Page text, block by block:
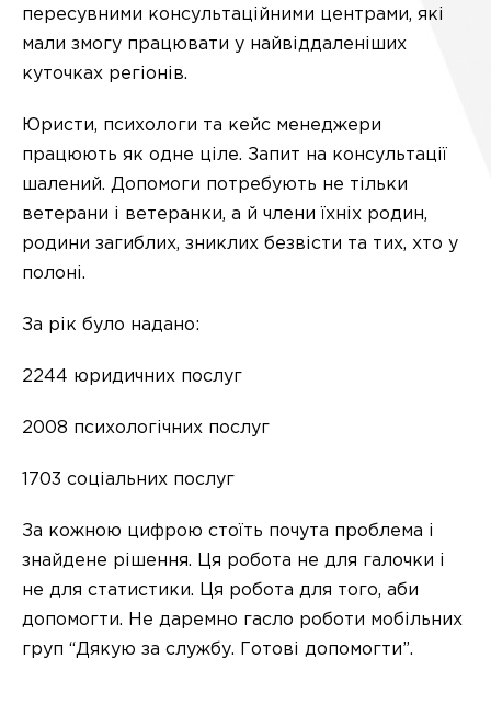
пересувними консультаційними центрами, які
мали змогу працювати у найвіддаленіших
куточках регіонів.
Юристи, психологи та кейс менеджери
працюють як одне ціле. Запит на консультації
шалений. Допомоги потребують не тільки
ветерани і ветеранки, а й члени їхніх родин,
родини загиблих, зниклих безвісти та тих, хто у
полоні.
За рік було надано:
2244 юридичних послуг
2008 психологічних послуг
1703 соціальних послуг
За кожною цифрою стоїть почута проблема і
знайдене рішення. Ця робота не для галочки і
не для статистики. Ця робота для того, аби
допомогти. Не даремно гасло роботи мобільних
груп “Дякую за службу. Готові допомогти”.